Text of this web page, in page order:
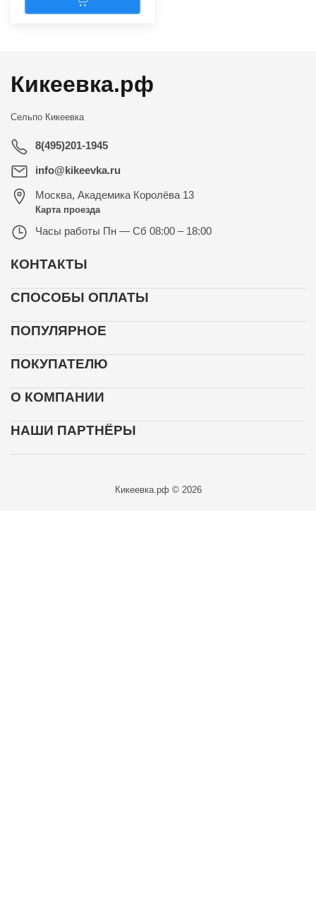
Кикеевка.рф
Сельпо Кикеевка
8(495)201-1945
info@kikeevka.ru
Москва, Академика Королёва 13
Карта проезда
Часы работы Пн — Сб 08:00 – 18:00
КОНТАКТЫ
СПОСОБЫ ОПЛАТЫ
ПОПУЛЯРНОЕ
ПОКУПАТЕЛЮ
О КОМПАНИИ
НАШИ ПАРТНЁРЫ
Кикеевка.рф © 2026